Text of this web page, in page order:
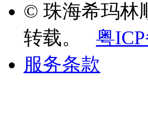
© 珠海希玛林
转载。
粤
服务条款